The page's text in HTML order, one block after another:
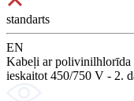
standarts
EN
Kabeļi ar polivinilhlorīda
ieskaitot 450/750 V - 2.